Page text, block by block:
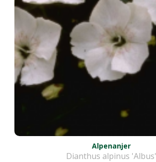
Alpenanjer
Dianthus alpinus 'Albus'